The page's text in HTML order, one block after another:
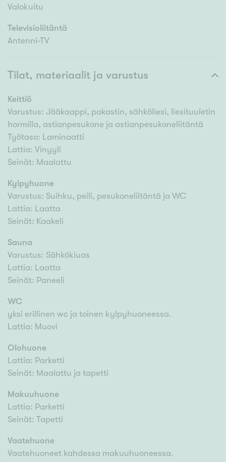
Valokuitu
Televisioliitäntä
Antenni-TV
Tilat, materiaalit ja varustus
Keittiö
Varustus: Jääkaappi, pakastin, sähköliesi, liesituuletin
hormilla, astianpesukone ja astianpesukoneliitäntä
Työtaso: Laminaatti
Lattia: Vinyyli
Seinät: Maalattu
Kylpyhuone
Varustus: Suihku, peili, pesukoneliitäntä ja WC
Lattia: Laatta
Seinät: Kaakeli
Sauna
Varustus: Sähkökiuas
Lattia: Laatta
Seinät: Paneeli
WC
yksi erillinen wc ja toinen kylpyhuoneessa.
Lattia: Muovi
Olohuone
Lattia: Parketti
Seinät: Maalattu ja tapetti
Makuuhuone
Lattia: Parketti
Seinät: Tapetti
Vaatehuone
Vaatehuoneet kahdessa makuuhuoneessa.